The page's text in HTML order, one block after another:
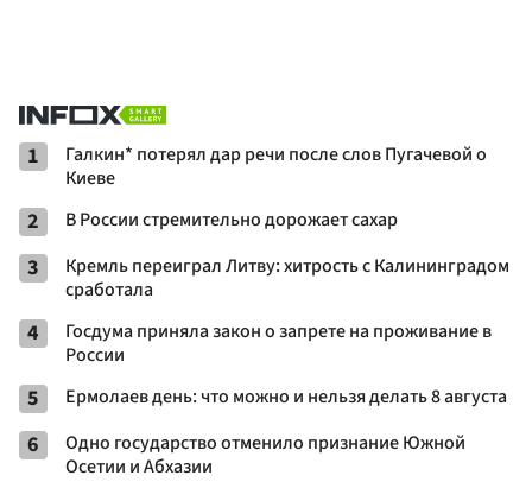
1
Галкин* потерял дар речи после слов Пугачевой о
Киеве
2 В России стремительно дорожает сахар
3
Кремль переиграл Литву: хитрость с Калининградом
сработала
4
Госдума приняла закон о запрете на проживание в
России
5 Ермолаев день: что можно и нельзя делать 8 августа
6
Одно государство отменило признание Южной
Осетии и Абхазии